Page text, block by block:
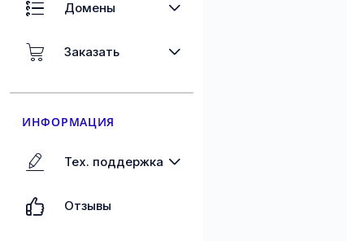
Домены
Заказать
ИНФОРМАЦИЯ
Тех. поддержка
Отзывы